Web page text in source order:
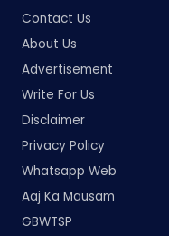
Contact Us
About Us
Advertisement
Write For Us
Disclaimer
Privacy Policy
Whatsapp Web
Aaj Ka Mausam
GBWTSP